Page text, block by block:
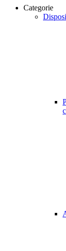
Categorie